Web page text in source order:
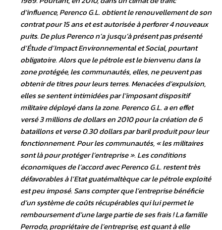
d’influence, Perenco G.L. obtient le renouvellement de son
contrat pour 15 ans et est autorisée à perforer 4 nouveaux
puits. De plus Perenco n’a jusqu’à présent pas présenté
d’Étude d’Impact Environnemental et Social, pourtant
obligatoire. Alors que le pétrole est le bienvenu dans la
zone protégée, les communautés, elles, ne peuvent pas
obtenir de titres pour leurs terres. Menacées d’expulsion,
elles se sentent intimidées par l’imposant dispositif
militaire déployé dans la zone. Perenco G.L. a en effet
versé 3 millions de dollars en 2010 pour la création de 6
bataillons et verse 0.30 dollars par baril produit pour leur
fonctionnement. Pour les communautés, « les militaires
sont là pour protéger l’entreprise ». Les conditions
économiques de l’accord avec Perenco G.L. restent très
défavorables à l’Etat guatémaltèque car le pétrole exploité
est peu imposé. Sans compter que l’entreprise bénéficie
d’un système de coûts récupérables qui lui permet le
remboursement d’une large partie de ses frais ! La famille
Perrodo, propriétaire de l’entreprise, est quant à elle